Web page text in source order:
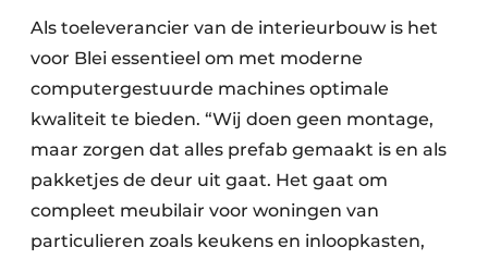
Als toeleverancier van de interieurbouw is het
voor Blei essentieel om met moderne
computergestuurde machines optimale
kwaliteit te bieden. “Wij doen geen montage,
maar zorgen dat alles prefab gemaakt is en als
pakketjes de deur uit gaat. Het gaat om
compleet meubilair voor woningen van
particulieren zoals keukens en inloopkasten,